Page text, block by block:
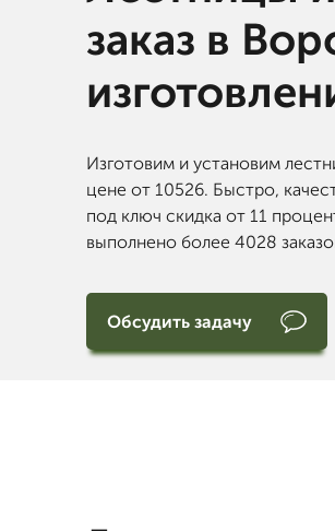
заказ в
Изготовим и установим
цене от 10526. Быстро,
под ключ скидка от 11
выполнено более 4028
Обсудить задачу